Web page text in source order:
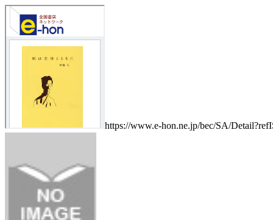
https://www.e-hon.ne.jp/bec/SA/